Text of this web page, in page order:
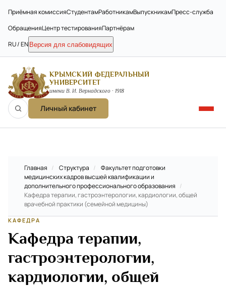
Приёмная комиссияСтудентамРаботникамВыпускникамПресс-служба
ОбращенияЦентр тестированияПартнёрам
RU / EN Версия для слабовидящих
КРЫМСКИЙ ФЕДЕРАЛЬНЫЙ
УНИВЕРСИТЕТ
имени В. И. Вернадского · 1918
Личный кабинет
Главная / Структура /
Факультет подготовки
медицинских кадров высшей квалификации и
дополнительного профессионального образования /
Кафедра терапии, гастроэнтерологии, кардиологии, общей
врачебной практики (семейной медицины)
КАФЕДРА
Кафедра терапии,
гастроэнтерологии,
кардиологии, общей